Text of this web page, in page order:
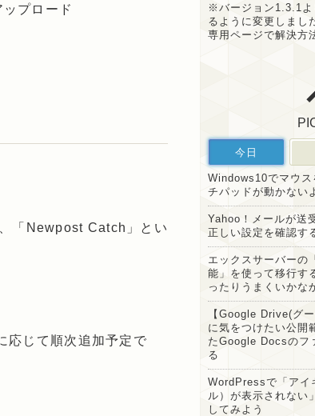
プロード
「Newpost Catch」とい
応じて順次追加予定で
※バージョン1.3.1よ
るように変更しまし
専用ページで解決方
今日
Windows10でマウス
チパッドが動かない
Yahoo！メールが送
正しい設定を確認す
エックスサーバーの
能」を使って移行す
ったりうまくいかな
【Google Drive(グ
に気をつけたい公開
たGoogle Docsのフ
る
WordPressで「アイ
ル）が表示されない
してみよう